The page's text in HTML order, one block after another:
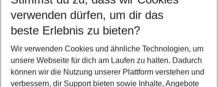
Wähle deinen Reisezeitraum
5-8 Nächte
2 Erwachsene Keine Kinder
Mehr Filter anzeigen
verwenden dürfen, um dir das
beste Erlebnis zu bieten?
Wir verwenden Cookies und ähnliche Technologien, um
unsere Webseite für dich am Laufen zu halten. Dadurch
können wir die Nutzung unserer Plattform verstehen und
verbessern, dir Support bieten sowie Inhalte, Angebote